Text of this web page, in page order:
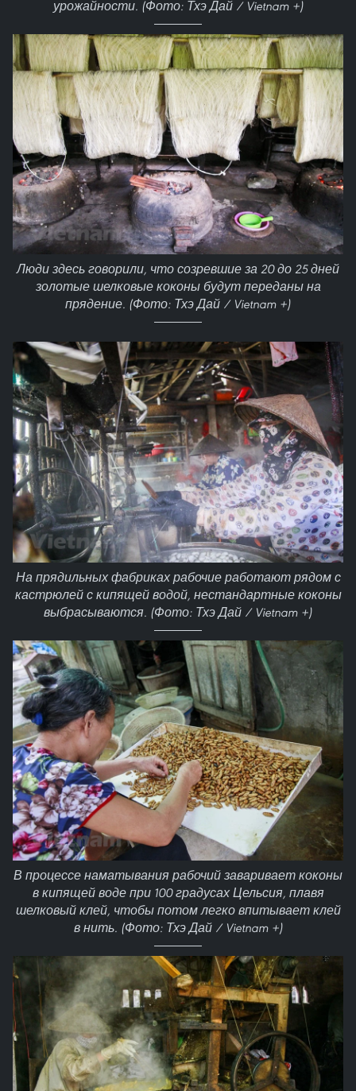
урожайности. (Фото: Тхэ Дай / Vietnam +)
Люди здесь говорили, что созревшие за 20 до 25 дней
золотые шелковые коконы будут переданы на
прядение. (Фото: Тхэ Дай / Vietnam +)
На прядильных фабриках рабочие работают рядом с
кастрюлей с кипящей водой, нестандартные коконы
выбрасываются. (Фото: Тхэ Дай / Vietnam +)
В процессе наматывания рабочий заваривает коконы
в кипящей воде при 100 градусах Цельсия, плавя
шелковый клей, чтобы потом легко впитывает клей
в нить. (Фото: Тхэ Дай / Vietnam +)